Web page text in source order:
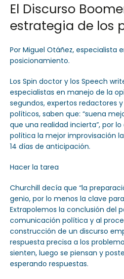
El Discurso
estrategia de los
Por Miguel Otáñez, especialista
posicionamiento.
Los Spin doctor y los Speech
especialistas en manejo de la
segundos, expertos redactores
políticos, saben que: “suena
que una realidad incierta”, por
política la mejor improvisación
14 días de anticipación.
Hacer la tarea
Churchill decía que “la
genio, por lo menos la clave
Extrapolemos la conclusión del
comunicación política y al
construcción de un discurso
respuesta precisa a los
sienten, luego se piensan y
esperando respuestas.